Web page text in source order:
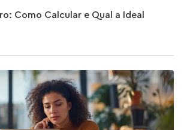
Como Calcular e Qual a Ideal